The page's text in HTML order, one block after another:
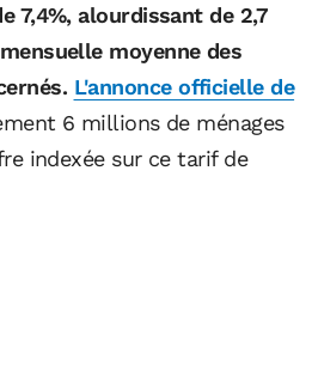
7,4%, alourdissant de 2,7
moyenne des
L'annonce officielle de
6 millions de ménages
indexée sur ce tarif de